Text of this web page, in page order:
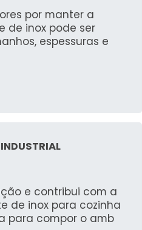
por manter a
de inox pode ser
espessuras e
e contribui com a
de inox para cozinha
para compor o amb